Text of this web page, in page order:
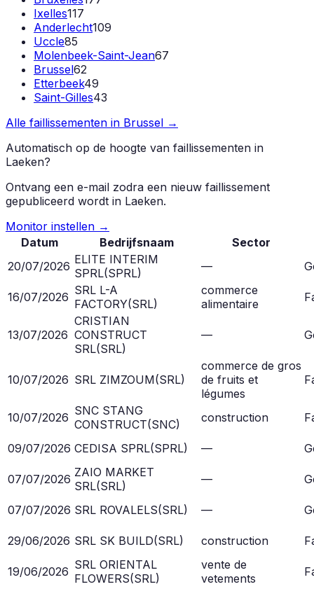
Ixelles117
Anderlecht109
Uccle85
Molenbeek-Saint-Jean67
Brussel62
Etterbeek49
Saint-Gilles43
Alle faillissementen in Brussel →
Automatisch op de hoogte van faillissementen in
Laeken?
Ontvang een e-mail zodra een nieuw faillissement
gepubliceerd wordt in Laeken.
Monitor instellen →
Datum
Bedrijfsnaam Sector
20/07/2026 ELITE INTERIM
SPRL(SPRL) —
16/07/2026 SRL L-A
FACTORY(SRL)
commerce
alimentaire
13/07/2026
CRISTIAN
CONSTRUCT
SRL(SRL)
—
10/07/2026 SRL ZIMZOUM(SRL)
commerce de gros
de fruits et
légumes
10/07/2026 SNC STANG
CONSTRUCT(SNC) construction
09/07/2026 CEDISA SPRL(SPRL) —
07/07/2026 ZAIO MARKET
SRL(SRL) —
07/07/2026 SRL ROVALELS(SRL) —
29/06/2026 SRL SK BUILD(SRL) construction
19/06/2026 SRL ORIENTAL
FLOWERS(SRL)
vente de
vetements